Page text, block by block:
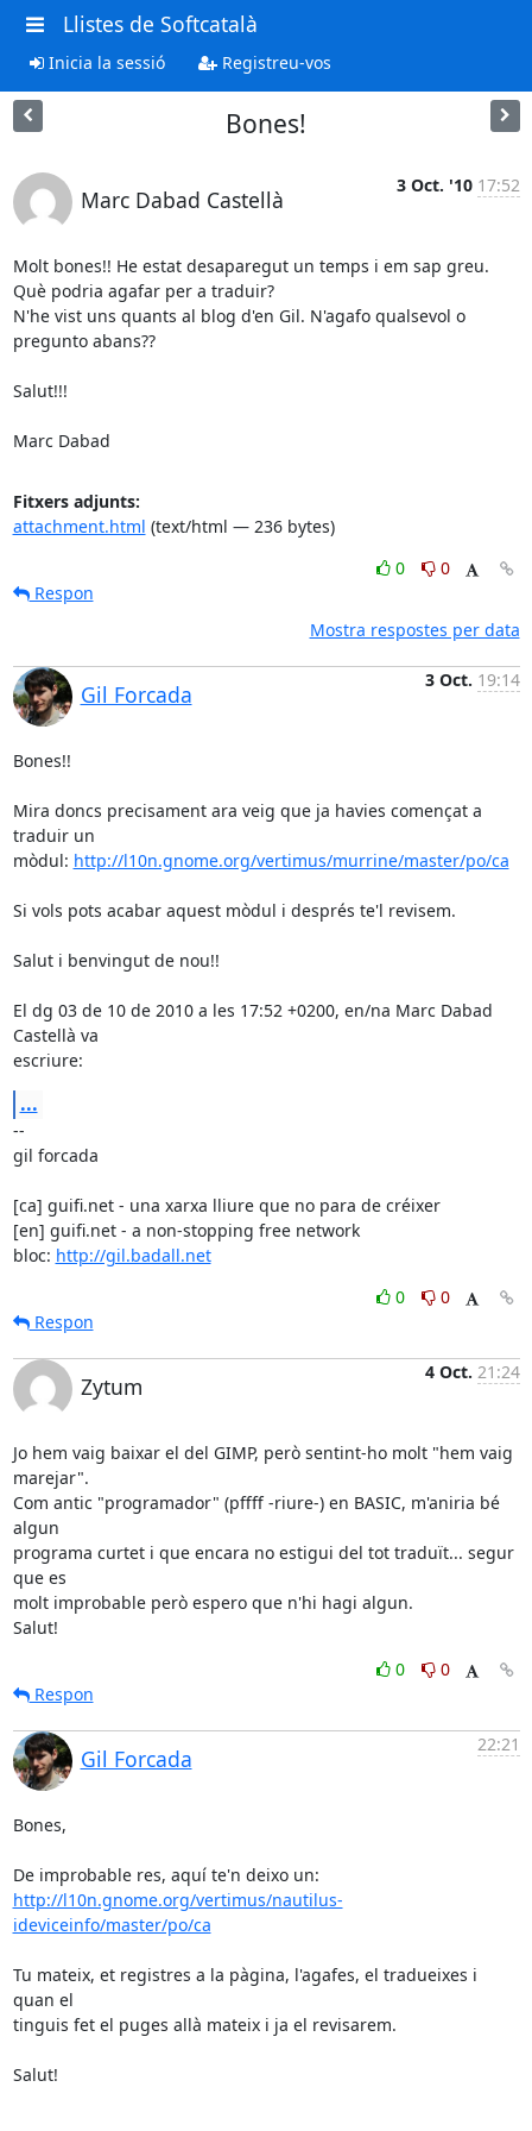
Llistes de Softcatalà
Inicia la sessió Registreu-vos
Bones!
Marc Dabad Castellà
3 Oct. '10 17:52
Molt bones!! He estat desaparegut un temps i em sap greu.
Què podria agafar per a traduir?
N'he vist uns quants al blog d'en Gil. N'agafo qualsevol o
pregunto abans??
Salut!!!
Marc Dabad
Fitxers adjunts:
attachment.html (text/html — 236 bytes)
0
0
Respon
Mostra respostes per data
Gil Forcada
3 Oct. 19:14
Bones!!
Mira doncs precisament ara veig que ja havies començat a
traduir un
mòdul: http://l10n.gnome.org/vertimus/murrine/master/po/ca
Si vols pots acabar aquest mòdul i després te'l revisem.
Salut i benvingut de nou!!
El dg 03 de 10 de 2010 a les 17:52 +0200, en/na Marc Dabad
Castellà va
escriure:
...
--
gil forcada
[ca] guifi.net - una xarxa lliure que no para de créixer
[en] guifi.net - a non-stopping free network
bloc: http://gil.badall.net
0
0
Respon
Zytum
4 Oct. 21:24
Jo hem vaig baixar el del GIMP, però sentint-ho molt "hem vaig
marejar".
Com antic "programador" (pffff -riure-) en BASIC, m'aniria bé
algun
programa curtet i que encara no estigui del tot traduït... segur
que es
molt improbable però espero que n'hi hagi algun.
Salut!
0
0
Respon
Gil Forcada
22:21
Bones,
http://l10n.gnome.org/vertimus/nautilus-
ideviceinfo/master/po/ca
Tu mateix, et registres a la pàgina, l'agafes, el tradueixes i
quan el
tinguis fet el puges allà mateix i ja el revisarem.
Salut!